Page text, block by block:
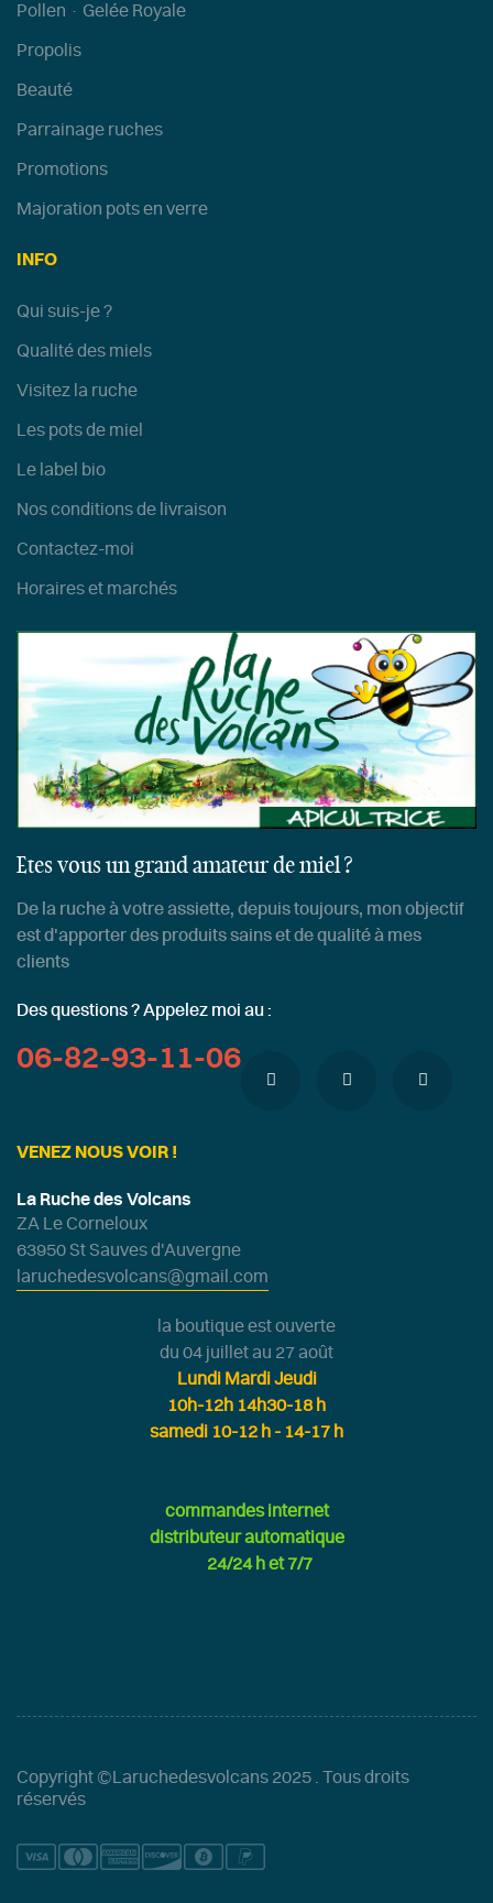
Pollen · Gelée Royale
Propolis
Beauté
Parrainage ruches
Promotions
Majoration pots en verre
INFO
Qui suis-je ?
Qualité des miels
Visitez la ruche
Les pots de miel
Le label bio
Nos conditions de livraison
Contactez-moi
Horaires et marchés
Etes vous un grand amateur de miel ?
De la ruche à votre assiette, depuis toujours, mon objectif
est d'apporter des produits sains et de qualité à mes
clients
Des questions ? Appelez moi au :
06-82-93-11-06
VENEZ NOUS VOIR !
La Ruche des Volcans
ZA Le Corneloux
63950 St Sauves d'Auvergne
laruchedesvolcans@gmail.com
la boutique est ouverte
du 04 juillet au 27 août
Lundi Mardi Jeudi
10h-12h 14h30-18 h
samedi 10-12 h - 14-17 h
commandes internet
distributeur automatique
24/24 h et 7/7
Copyright ©Laruchedesvolcans 2025 . Tous droits
réservés